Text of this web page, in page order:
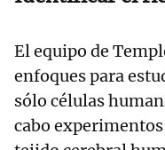
El equipo de
enfoques para
sólo células
cabo